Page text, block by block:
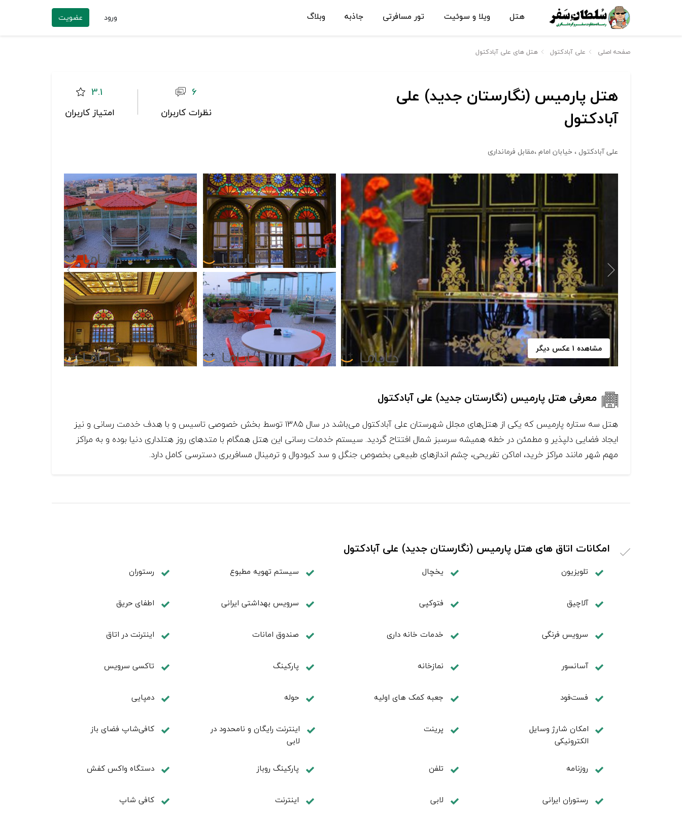
هتل ویلا و سوئیت تور مسافرتی جاذبه وبلاگ ورود عضویت
صفحه اصلی علی آبادکتول هتل های علی آبادکتول
هتل پارمیس (نگارستان جدید) علی
آبادکتول
علی آبادکتول ، خیابان امام ،مقابل فرمانداری
3.1
امتیاز کاربران
6
نظرات کاربران
مشاهده 1 عکس دیگر
معرفی هتل پارمیس (نگارستان جدید) علی آبادکتول
هتل سه ستاره پارمیس که یکی از هتل‌های مجلل شهرستان علی آبادکتول می‌باشد در سال ۱۳۸۵ توسط بخش خصوصی تاسیس و با هدف خدمت رسانی و نیز
ایجاد فضایی دلپذیر و مطمئن در خطه همیشه سرسبز شمال افتتاح گردید. سیستم خدمات رسانی این هتل همگام با متدهای روز هتلداری دنیا بوده و به مراکز
مهم شهر مانند مراکز خرید، اماکن تفریحی، چشم اندازهای طبیعی بخصوص جنگل و سد کبودوال و ترمینال مسافربری دسترسی کامل دارد.
امکانات اتاق های هتل پارمیس (نگارستان جدید) علی آبادکتول
تلویزیون یخچال سیستم تهویه مطبوع رستوران
آلاچیق فتوکپی سرویس بهداشتی ایرانی اطفای حریق
سرویس فرنگی خدمات خانه داری صندوق امانات اینترنت در اتاق
آسانسور نمازخانه پارکینگ تاکسی سرویس
فست‌فود جعبه کمک های اولیه حوله دمپایی
امکان شارژ وسایل
الکترونیکی
پرینت
اینترنت رایگان و نامحدود در
لابی
کافی‌شاپ فضای باز
روزنامه تلفن پارکینگ روباز دستگاه واکس کفش
رستوران ایرانی لابی اینترنت کافی شاپ